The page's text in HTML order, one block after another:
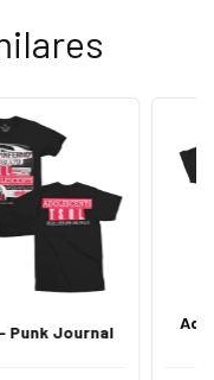
Punk Journal